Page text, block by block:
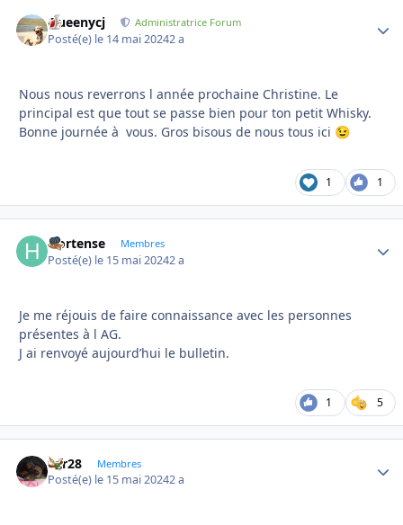
Queenycj Administratrice Forum
Posté(e) le 14 mai 20242 a
Nous nous reverrons l année prochaine Christine. Le
principal est que tout se passe bien pour ton petit Whisky.
Bonne journée à vous. Gros bisous de nous tous ici 😉
1 1
Hortense Membres
Posté(e) le 15 mai 20242 a
Je me réjouis de faire connaissance avec les personnes
présentes à l AG.
J ai renvoyé aujourd’hui le bulletin.
1 5
frfr28 Membres
Posté(e) le 15 mai 20242 a